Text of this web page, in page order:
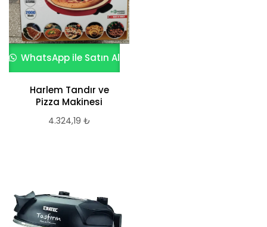
WhatsApp ile Satın Al
Harlem Tandır ve
Pizza Makinesi
4.324,19 ₺